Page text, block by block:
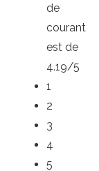
de
courant
est de
4.19/5
1
2
3
4
5